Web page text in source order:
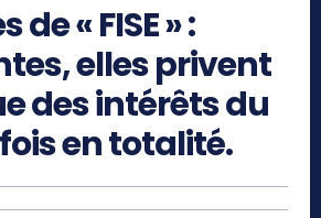
de « FISE » :
elles privent
des intérêts du
en totalité.